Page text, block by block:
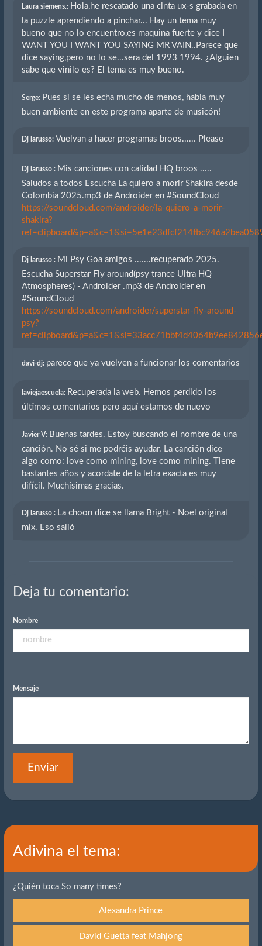
Laura siemens.: Hola,he rescatado una cinta ux-s grabada en
la puzzle aprendiendo a pinchar... Hay un tema muy
bueno que no lo encuentro,es maquina fuerte y dice I
WANT YOU I WANT YOU SAYING MR VAIN..Parece que
dice saying,pero no lo se...sera del 1993 1994. ¿Alguien
sabe que vinilo es? El tema es muy bueno.
Serge: Pues si se les echa mucho de menos, habia muy
buen ambiente en este programa aparte de musicón!
Dj larusso: Vuelvan a hacer programas broos...... Please
Dj larusso : Mis canciones con calidad HQ broos .....
Saludos a todos Escucha La quiero a morir Shakira desde
Colombia 2025.mp3 de Androider en #SoundCloud
https://soundcloud.com/androider/la-quiero-a-morir-
shakira?
Dj larusso : Mi Psy Goa amigos .......recuperado 2025.
Escucha Superstar Fly around(psy trance Ultra HQ
Atmospheres) - Androider .mp3 de Androider en
#SoundCloud
https://soundcloud.com/androider/superstar-fly-around-
psy?
davi-dj: parece que ya vuelven a funcionar los comentarios
laviejaescuela: Recuperada la web. Hemos perdido los
últimos comentarios pero aquí estamos de nuevo
Javier V: Buenas tardes. Estoy buscando el nombre de una
canción. No sé si me podréis ayudar. La canción dice
algo como: love como mining, love como mining. Tiene
bastantes años y acordate de la letra exacta es muy
difícil. Muchísimas gracias.
Dj larusso : La choon dice se llama Bright - Noel original
mix. Eso salió
Deja tu comentario:
Nombre
Mensaje
Enviar
Adivina el tema:
¿Quién toca So many times?
Alexandra Prince
David Guetta feat Mahjong